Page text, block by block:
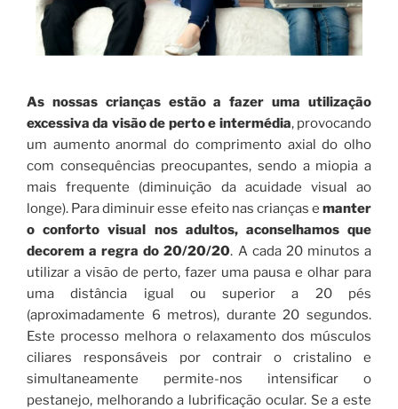
As nossas crianças estão a fazer uma utilização
excessiva da visão de perto e intermédia, provocando
um aumento anormal do comprimento axial do olho
com consequências preocupantes, sendo a miopia a
mais frequente (diminuição da acuidade visual ao
longe). Para diminuir esse efeito nas crianças e manter
o conforto visual nos adultos, aconselhamos que
decorem a regra do 20/20/20. A cada 20 minutos a
utilizar a visão de perto, fazer uma pausa e olhar para
uma distância igual ou superior a 20 pés
(aproximadamente 6 metros), durante 20 segundos.
Este processo melhora o relaxamento dos músculos
ciliares responsáveis por contrair o cristalino e
simultaneamente permite-nos intensificar o
pestanejo, melhorando a lubrificação ocular. Se a este